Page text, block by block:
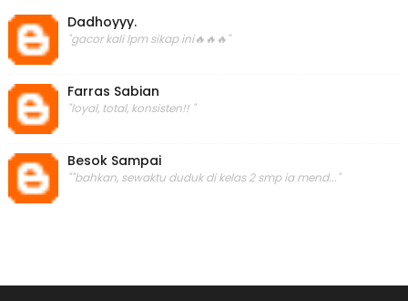
Dadhoyyy.
"gacor kali lpm sikap ini🔥🔥🔥"
Farras Sabian
"loyal, total, konsisten!! "
Besok Sampai
""bahkan, sewaktu duduk di kelas 2 smp ia mend..."